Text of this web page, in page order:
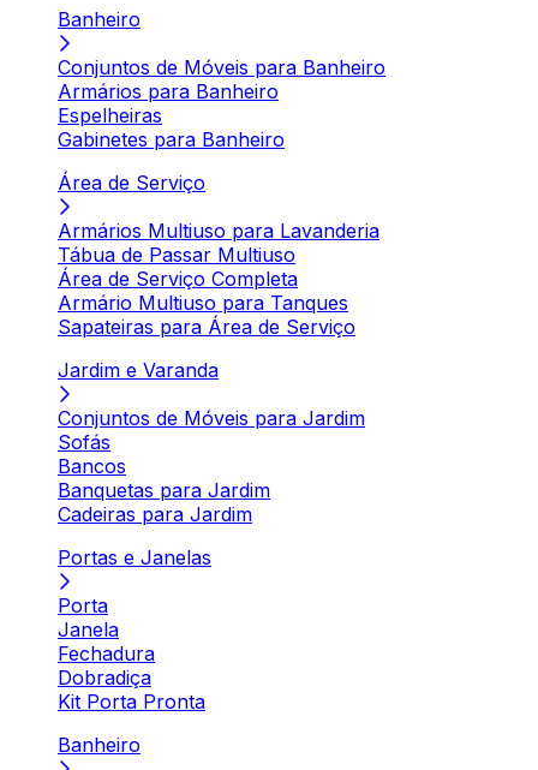
Banheiro
Conjuntos de Móveis para Banheiro
Armários para Banheiro
Espelheiras
Gabinetes para Banheiro
Área de Serviço
Armários Multiuso para Lavanderia
Tábua de Passar Multiuso
Área de Serviço Completa
Armário Multiuso para Tanques
Sapateiras para Área de Serviço
Jardim e Varanda
Conjuntos de Móveis para Jardim
Sofás
Bancos
Banquetas para Jardim
Cadeiras para Jardim
Portas e Janelas
Porta
Janela
Fechadura
Dobradiça
Kit Porta Pronta
Banheiro